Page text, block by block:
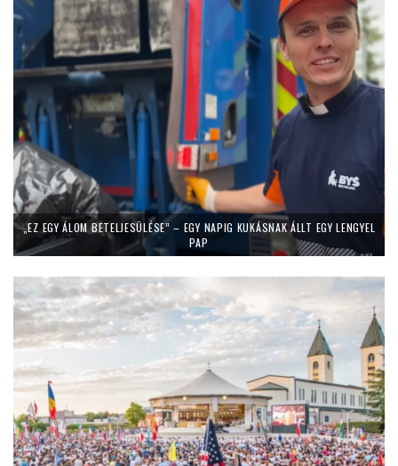
„EZ EGY ÁLOM BETELJESÜLÉSE” – EGY NAPIG KUKÁSNAK ÁLLT EGY LENGYEL
PAP